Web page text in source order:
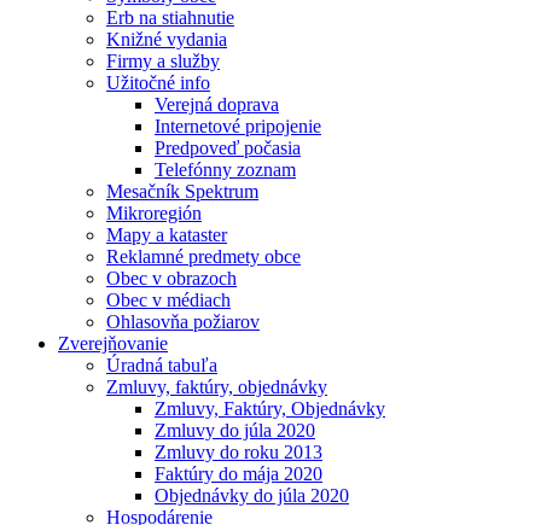
Erb na stiahnutie
Knižné vydania
Firmy a služby
Užitočné info
Verejná doprava
Internetové pripojenie
Predpoveď počasia
Telefónny zoznam
Mesačník Spektrum
Mikroregión
Mapy a kataster
Reklamné predmety obce
Obec v obrazoch
Obec v médiach
Ohlasovňa požiarov
Zverejňovanie
Úradná tabuľa
Zmluvy, faktúry, objednávky
Zmluvy, Faktúry, Objednávky
Zmluvy do júla 2020
Zmluvy do roku 2013
Faktúry do mája 2020
Objednávky do júla 2020
Hospodárenie